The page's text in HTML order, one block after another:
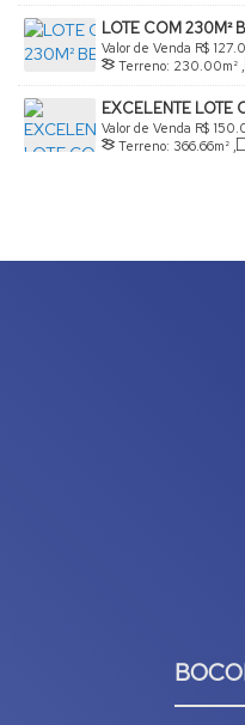
LOTE COM 230M²
R$
Valor de Venda
São Paulo, Brasil
Terreno: 230.00m² ,
23.00m
EXCELENTE
1 DECLIVE
R$
Valor de Venda
São Paulo, Brasil
Terreno: 366.66m² ,